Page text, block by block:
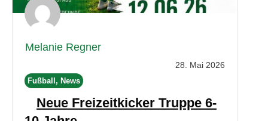
Melanie Regner
28. Mai 2026
Fußball, News
Neue Freizeitkicker Truppe 6-